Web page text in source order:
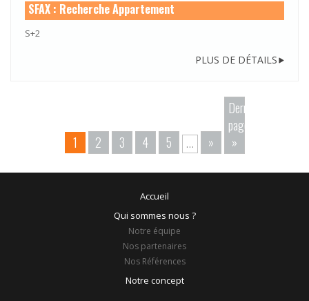
SFAX : Recherche Appartement
S+2
PLUS DE DÉTAILS
1 2 3 4 5 … »
Dernière
page
»
Accueil
Qui sommes nous ?
Notre équipe
Nos partenaires
Nos Références
Notre concept